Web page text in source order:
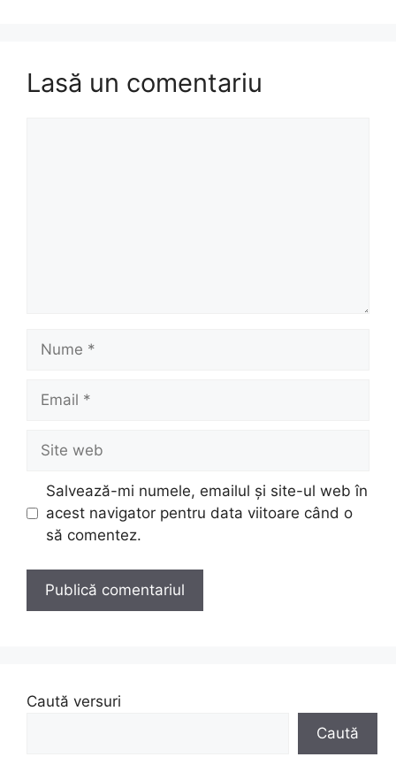
Lasă un comentariu
Nume
Email
Site
web
Salvează-mi numele, emailul și site-ul web în
acest navigator pentru data viitoare când o
să comentez.
Caută versuri
Caută